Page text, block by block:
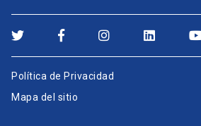
Política de Privacidad
Mapa del sitio